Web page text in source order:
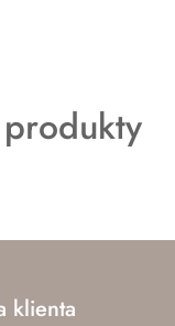
klienta